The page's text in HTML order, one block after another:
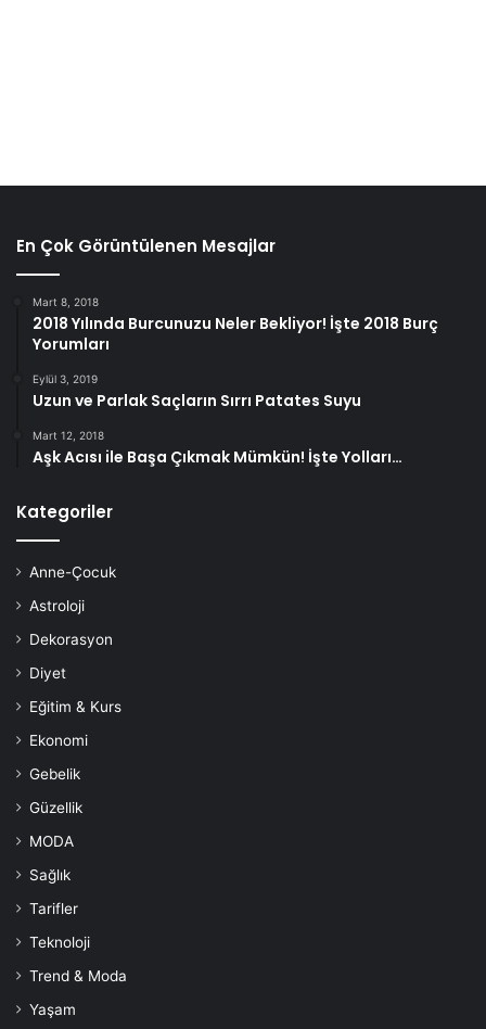
En Çok Görüntülenen Mesajlar
Mart 8, 2018
2018 Yılında Burcunuzu Neler Bekliyor! İşte 2018 Burç
Yorumları
Eylül 3, 2019
Uzun ve Parlak Saçların Sırrı Patates Suyu
Mart 12, 2018
Aşk Acısı ile Başa Çıkmak Mümkün! İşte Yolları…
Kategoriler
Anne-Çocuk
Astroloji
Dekorasyon
Diyet
Eğitim & Kurs
Ekonomi
Gebelik
Güzellik
MODA
Sağlık
Tarifler
Teknoloji
Trend & Moda
Yaşam